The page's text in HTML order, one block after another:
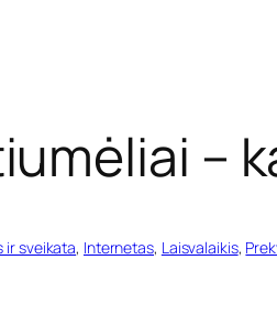
–
ir sveikata, Internetas, Laisvalaikis,